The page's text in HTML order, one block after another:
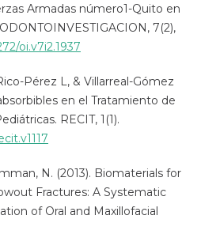
Armadas número1-Quito en
7(2),
oi.v7i2.1937
Pérez L, & Villarreal-Gómez
en el Tratamiento de
RECIT, 1(1).
N. (2013). Biomaterials for
Fractures: A Systematic
of Oral and Maxillofacial